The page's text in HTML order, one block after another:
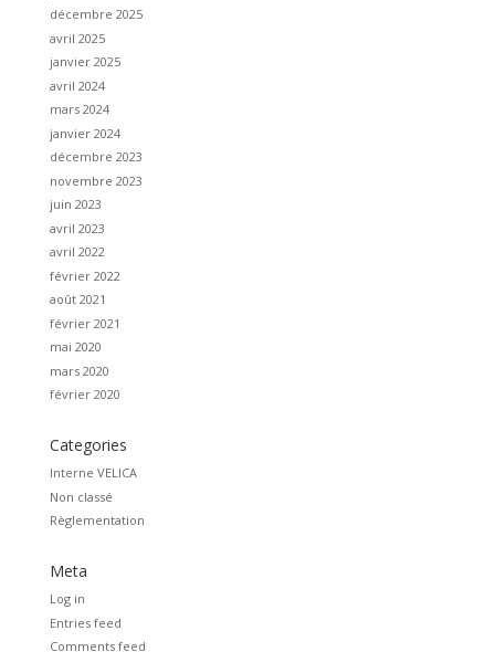
décembre 2025
avril 2025
janvier 2025
avril 2024
mars 2024
janvier 2024
décembre 2023
novembre 2023
juin 2023
avril 2023
avril 2022
février 2022
août 2021
février 2021
mai 2020
mars 2020
février 2020
Categories
Interne VELICA
Non classé
Règlementation
Meta
Log in
Entries feed
Comments feed